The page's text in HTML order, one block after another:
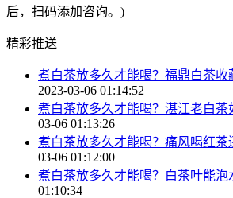
后，扫码添加咨询。)
精彩推送
煮白茶放多久才能喝？福鼎白茶收
2023-03-06 01:14:52
煮白茶放多久才能喝？湛江老白茶
03-06 01:13:26
煮白茶放多久才能喝？痛风喝红茶
03-06 01:12:00
煮白茶放多久才能喝？白茶叶能泡
01:10:34